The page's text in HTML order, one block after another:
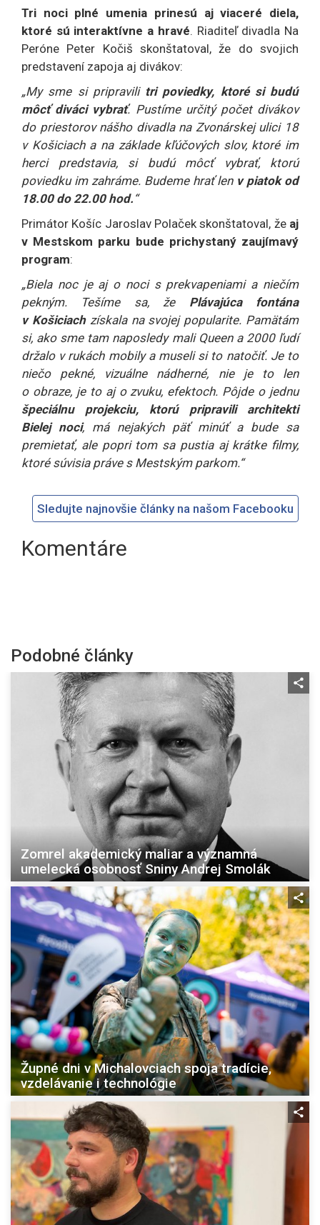
Tri noci plné umenia prinesú aj viaceré diela,
ktoré sú interaktívne a hravé. Riaditeľ divadla Na
Peróne Peter Kočiš skonštatoval, že do svojich
predstavení zapoja aj divákov:
„My sme si pripravili tri poviedky, ktoré si budú
môcť diváci vybrať. Pustíme určitý počet divákov
do priestorov nášho divadla na Zvonárskej ulici 18
v Košiciach a na základe kľúčových slov, ktoré im
herci predstavia, si budú môcť vybrať, ktorú
poviedku im zahráme. Budeme hrať len v piatok od
18.00 do 22.00 hod. “
Primátor Košíc Jaroslav Polaček skonštatoval, že aj
v Mestskom parku bude prichystaný zaujímavý
program:
„Biela noc je aj o noci s prekvapeniami a niečím
pekným. Tešíme sa, že Plávajúca fontána
v Košiciachzískala na svojej popularite. Pamätám
si, ako sme tam naposledy mali Queen a 2000 ľudí
držalo v rukách mobily a museli si to natočiť. Je to
niečo pekné, vizuálne nádherné, nie je to len
o obraze, je to aj o zvuku, efektoch. Pôjde o jednu
špeciálnu projekciu, ktorú pripravili architekti
Bielej noci, má nejakých päť minúť a bude sa
premietať, ale popri tom sa pustia aj krátke filmy,
ktoré súvisia práve s Mestským parkom.“
Sledujte najnovšie články na našom Facebooku
Komentáre
Podobné články
Zomrel akademický maliar a významná
umelecká osobnosť Sniny Andrej Smolák
Župné dni v Michalovciach spoja tradície,
vzdelávanie i technológie